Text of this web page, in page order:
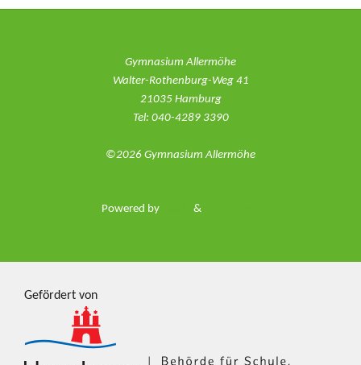
Gymnasium Allermöhe
Walter-Rothenburg-Weg 41
21035 Hamburg
Tel: 040-4289 3390
©2026 Gymnasium Allermöhe
Powered by &
Gefördert von